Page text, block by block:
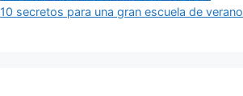
10 secretos para una gran escuela de verano